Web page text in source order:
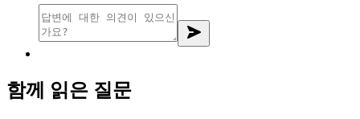
함께 읽은 질문